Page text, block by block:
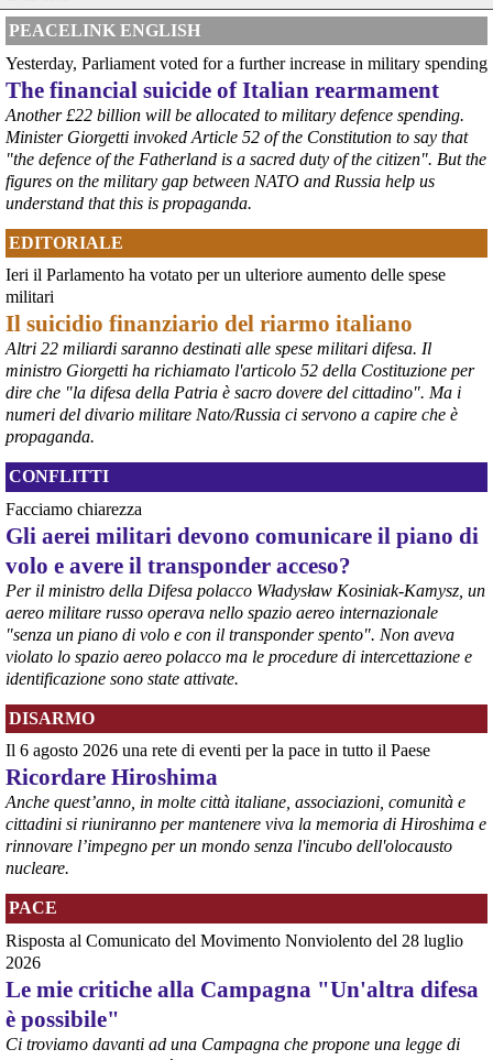
cerimonia presso la Aegidienkirche , seguita da una meditazione
sonora e da una funzione multireligiosa per la pace nel pomeriggio.
In serata, la città ospiterà proiezioni di documentari al Neues
Rathaus e, alle 22:00, un suggestivo momento di ricordo con il
lancio di lanterne di carta sullo stagno Maschteich.
#
Hiroshima2026 Germania
@peacelink - 6/8/2026 8:42
In Germania le commemorazioni dell'81° anniversario di Hiroshima
sono numerose e capillari, coinvolgendo grandi città e piccole
comunità.
#Hiroshima2026 #Germania
@peacelink
6/8/2026 7:55
lanazione.it/massa-carrara/cro
La proposta di un osservatorio sui traffici di armi nel porto di Marina
di Carrara organizzato dall’Accademia della Pace e raccolta dalla
sindaca Serena Arrighi.
Linda Maggiori, nel ricostruire l’inchiesta che ha fatto per
AltrEconomia sull’attività di carico e scarico di armi in diversi porti
tra cui quello di Marina di Carrara, ha sottolineato la resistenza da
parte delle istituzioni competenti a fornire le informazioni
indispensabili.
#armi #disarmo #pcknews #pace
@peacelink - 6/8/2026 7:50
retepacedisarmo.org/2026/missi
Il Parlamento è stato tenuto praticamente all’oscuro del
dispiegamento di uomini e mezzi verso il regno saudita e in un
contesto di conflitto aperto nella regione.
#disarmo # noguerra #pcknews
PEACELINK ENGLISH
Yesterday, Parliament voted for a further increase in military spending
The financial suicide of Italian rearmament
Another £22 billion will be allocated to military defence spending.
Minister Giorgetti invoked Article 52 of the Constitution to say that
"the defence of the Fatherland is a sacred duty of the citizen". But the
figures on the military gap between NATO and Russia help us
understand that this is propaganda.
EDITORIALE
Ieri il Parlamento ha votato per un ulteriore aumento delle spese
militari
Il suicidio finanziario del riarmo italiano
Altri 22 miliardi saranno destinati alle spese militari difesa. Il
ministro Giorgetti ha richiamato l'articolo 52 della Costituzione per
dire che "la difesa della Patria è sacro dovere del cittadino". Ma i
numeri del divario militare Nato/Russia ci servono a capire che è
propaganda.
CONFLITTI
Facciamo chiarezza
Gli aerei militari devono comunicare il piano di
volo e avere il transponder acceso?
Per il ministro della Difesa polacco Władysław Kosiniak-Kamysz, un
aereo militare russo operava nello spazio aereo internazionale
"senza un piano di volo e con il transponder spento". Non aveva
violato lo spazio aereo polacco ma le procedure di intercettazione e
identificazione sono state attivate.
DISARMO
Il 6 agosto 2026 una rete di eventi per la pace in tutto il Paese
Ricordare Hiroshima
Anche quest’anno, in molte città italiane, associazioni, comunità e
cittadini si riuniranno per mantenere viva la memoria di Hiroshima e
rinnovare l’impegno per un mondo senza l'incubo dell'olocausto
nucleare.
PACE
Risposta al Comunicato del Movimento Nonviolento del 28 luglio
2026
Le mie critiche alla Campagna "Un'altra difesa
è possibile"
Ci troviamo davanti ad una Campagna che propone una legge di